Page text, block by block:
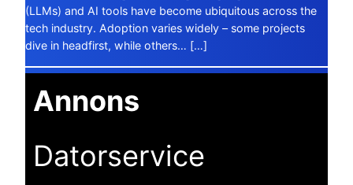
(LLMs) and AI tools have become ubiquitous across the
tech industry. Adoption varies widely – some projects
dive in headfirst, while others… […]
Annons
Datorservice